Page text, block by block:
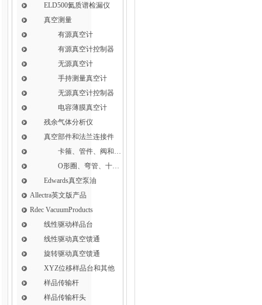
ELD500氦质谱检漏仪
真空测量
有源真空计
有源真空计控制器
无源真空计
手持测量真空计
无源真空计控制器
电容薄膜真空计
残余气体分析仪
真空部件和法兰连接件
O形圈、弯管、十字件、T形接头和异径接头
Edwards真空泵油
Allectra英文版产品
Rdec VacuumProducts
线性驱动样品台
线性驱动真空馈通
旋转驱动真空馈通
XYZ位移样品台和其他
样品传输杆
样品传输杆头